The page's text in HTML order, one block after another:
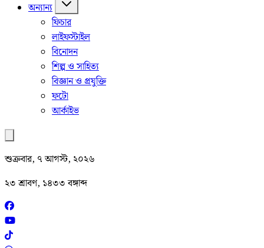
অন্যান্য
ফিচার
লাইফস্টাইল
বিনোদন
শিল্প ও সাহিত্য
বিজ্ঞান ও প্রযুক্তি
ফটো
আর্কাইভ
শুক্রবার, ৭ আগস্ট, ২০২৬
২৩ শ্রাবণ, ১৪৩৩ বঙ্গাব্দ